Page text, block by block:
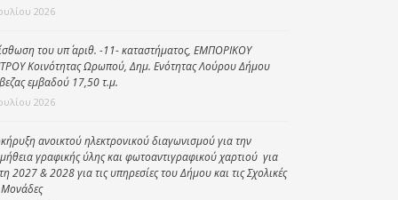
2026
του υπ΄ αριθ. -11- καταστήματος, ΕΜΠΟΡΙΚΟΥ
Κοινότητας Ωρωπού, Δημ. Ενότητας Λούρου Δήμου
εμβαδού 17,50 τ.μ.
2026
ανοικτού ηλεκτρονικού διαγωνισμού για την
γραφικής ύλης και φωτοαντιγραφικού χαρτιού για
2027 & 2028 για τις υπηρεσίες του Δήμου και τις Σχολικές